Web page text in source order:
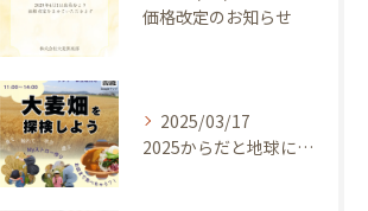
価格改定のお知らせ
2025/03/17
2025からだと地球にやさしい大麦de体験しよう ～ 今年のキャッチフレーズは 『大麦畑を探検しよう！』イベントのご案内